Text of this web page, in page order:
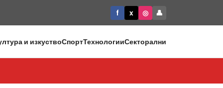
f x ◎ 👤
и изкуствоСпортТехнологииСекторални